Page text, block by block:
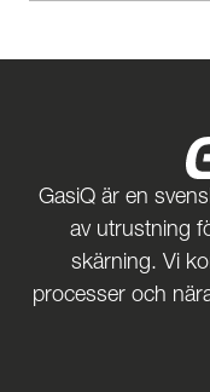
GasiQ är en
av utrustning
skärning. Vi
processer och